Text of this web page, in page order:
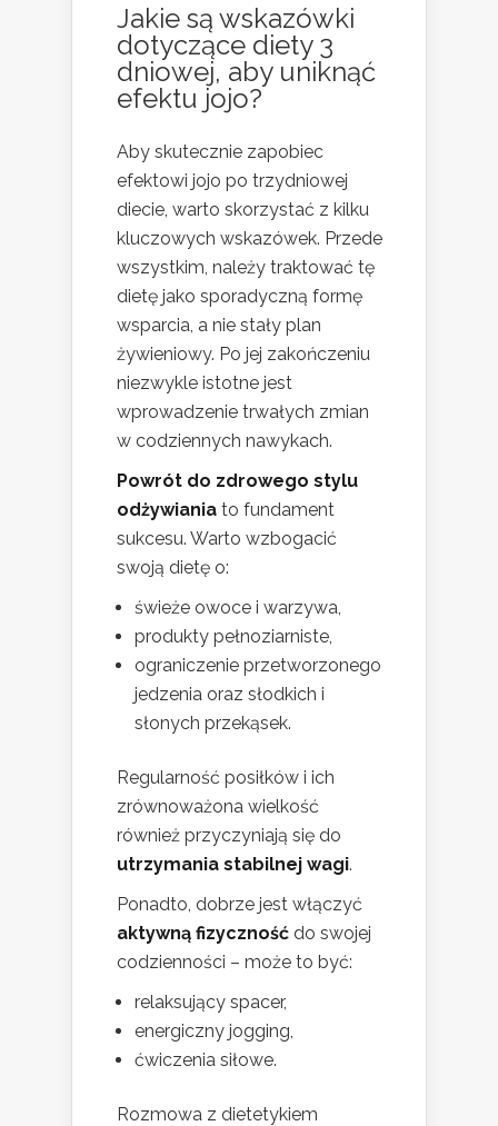
Jakie są wskazówki
dotyczące diety 3
dniowej, aby uniknąć
efektu jojo?
Aby skutecznie zapobiec
efektowi jojo po trzydniowej
diecie, warto skorzystać z kilku
kluczowych wskazówek. Przede
wszystkim, należy traktować tę
dietę jako sporadyczną formę
wsparcia, a nie stały plan
żywieniowy. Po jej zakończeniu
niezwykle istotne jest
wprowadzenie trwałych zmian
w codziennych nawykach.
Powrót do zdrowego stylu
odżywiania to fundament
sukcesu. Warto wzbogacić
swoją dietę o:
świeże owoce i warzywa,
produkty pełnoziarniste,
ograniczenie przetworzonego
jedzenia oraz słodkich i
słonych przekąsek.
Regularność posiłków i ich
zrównoważona wielkość
również przyczyniają się do
utrzymania stabilnej wagi.
Ponadto, dobrze jest włączyć
aktywną fizyczność do swojej
codzienności – może to być:
relaksujący spacer,
energiczny jogging,
ćwiczenia siłowe.
Rozmowa z dietetykiem